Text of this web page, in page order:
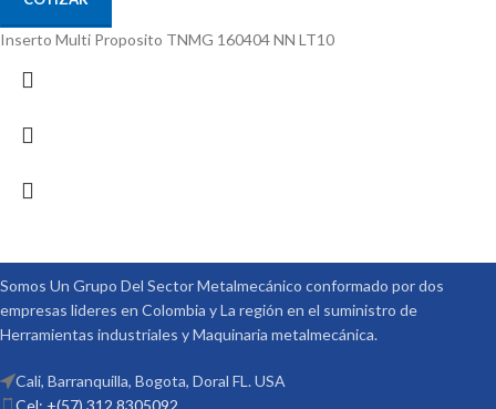
Inserto Multi Proposito TNMG 160404 NN LT10
Somos Un Grupo Del Sector Metalmecánico conformado por dos
empresas lideres en Colombia y La región en el suministro de
Herramientas industriales y Maquinaria metalmecánica.
Cali, Barranquilla, Bogota, Doral FL. USA
Cel: +(57) 312 8305092